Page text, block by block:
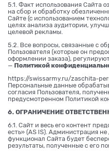
5.1. Факт использования Сайта
на сбор и обработку
Сайте (с использованием
целях анализа аудитории,
целевой рекламы.
5.2. Все вопросы, связанные с
Пользователя (которые он
оформлении заказа),
— Политикой
https://swissarmy.ru/zaschita-
Персональные данные
согласия Пользователя,
предусмотренном Политикой
6. ОГРАНИЧЕНИЕ
6.1. Сайт и весь его контент
есть» (AS IS). Администрация
функционал Сайта будет
результаты, полученные с его